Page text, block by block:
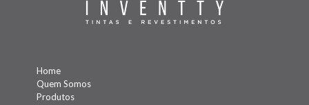
Home
Quem Somos
Produtos